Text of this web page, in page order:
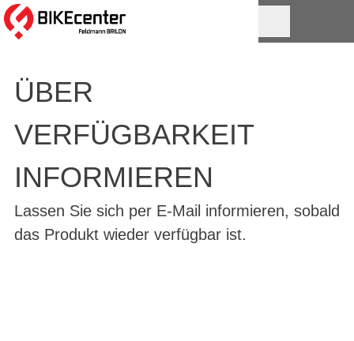
ÜBER
VERFÜGBARKEIT
INFORMIEREN
Lassen Sie sich per E-Mail informieren, sobald
das Produkt wieder verfügbar ist.